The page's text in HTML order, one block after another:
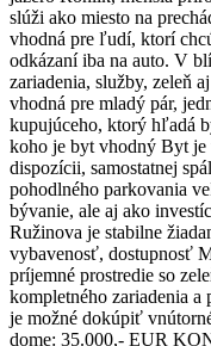
slúži ako miesto na
vhodná pre ľudí, ktorí
odkázaní iba na auto. V
zariadenia, služby, zeleň
vhodná pre mladý pár,
kupujúceho, ktorý hľadá
koho je byt vhodný Byt
dispozícii, samostatnej
pohodlného parkovania
bývanie, ale aj ako
Ružinova je stabilne
vybavenosť, dostupnosť
príjemné prostredie so
kompletného zariadenia
je možné dokúpiť
dome: 35.000,- EUR